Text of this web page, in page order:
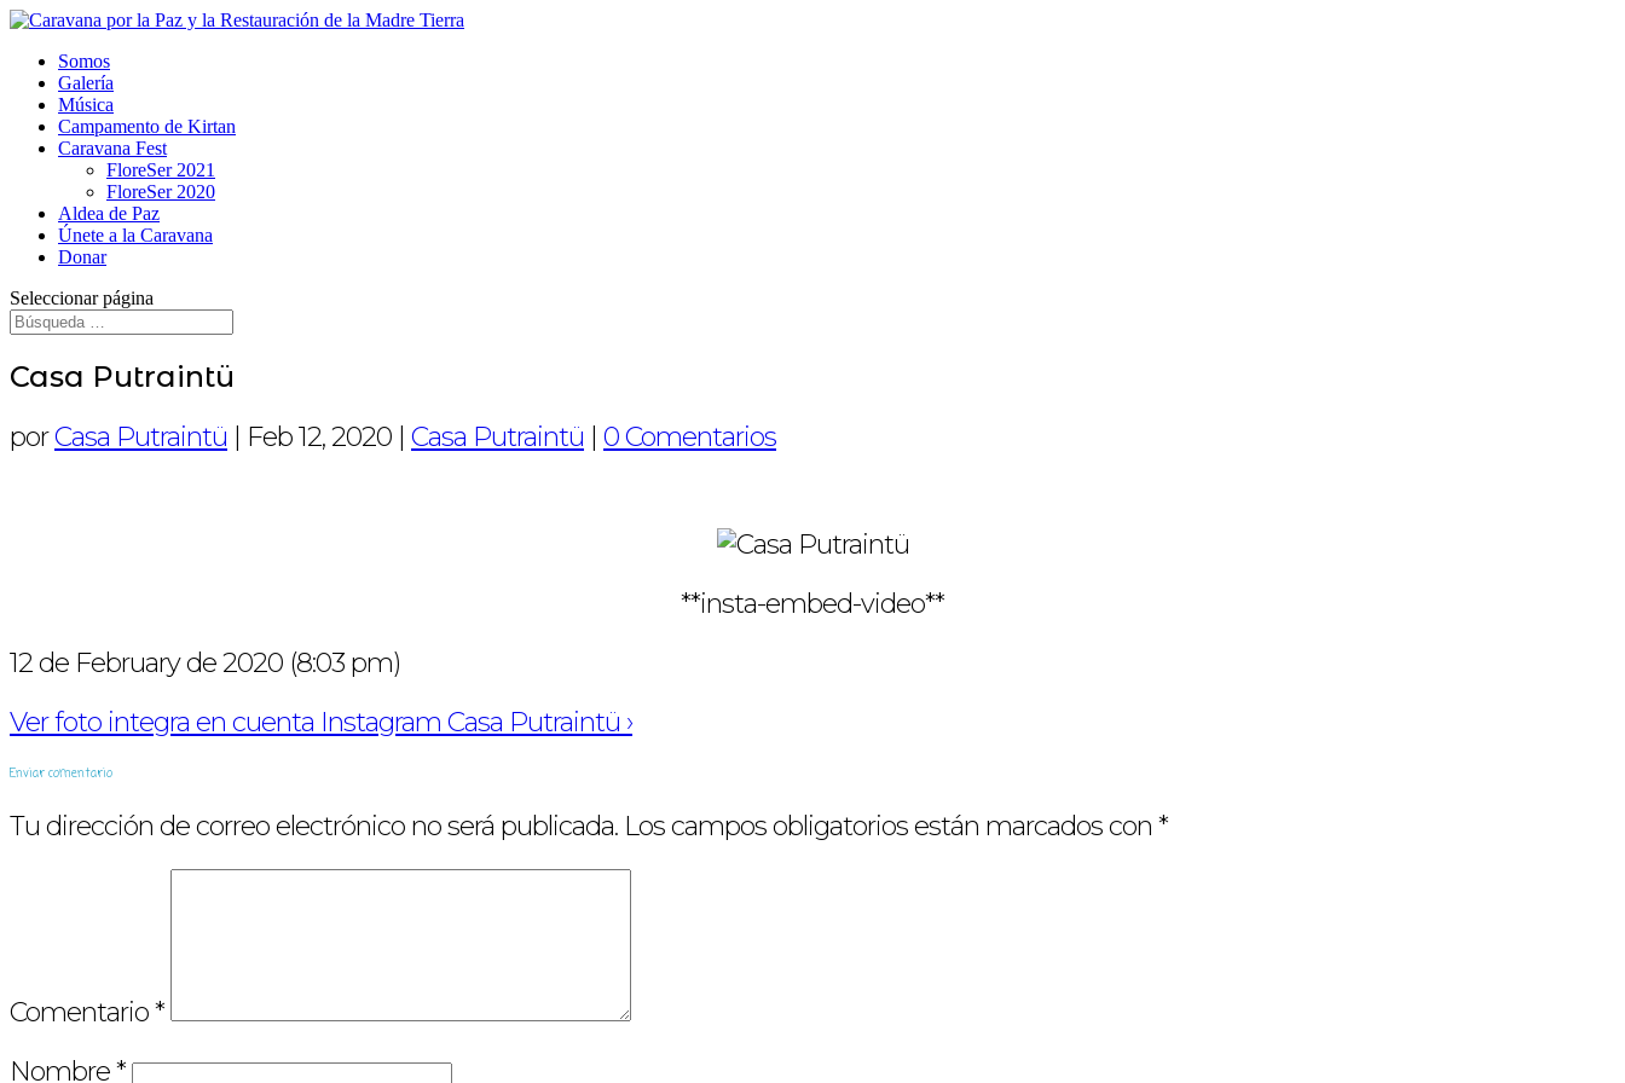
Somos
Galería
Música
Campamento de Kirtan
Caravana Fest
FloreSer 2021
FloreSer 2020
Aldea de Paz
Únete a la Caravana
Donar
Seleccionar página
Casa Putraintü
porCasa Putraintü | Feb 12, 2020 | Casa Putraintü | 0 Comentarios
**insta-embed-video**
12 de February de 2020 (8:03 pm)
Ver foto integra en cuenta Instagram Casa Putraintü ›
Enviar comentario
Tu dirección de correo electrónico no será publicada. Los campos obligatorios están marcados con *
Comentario*
Nombre*